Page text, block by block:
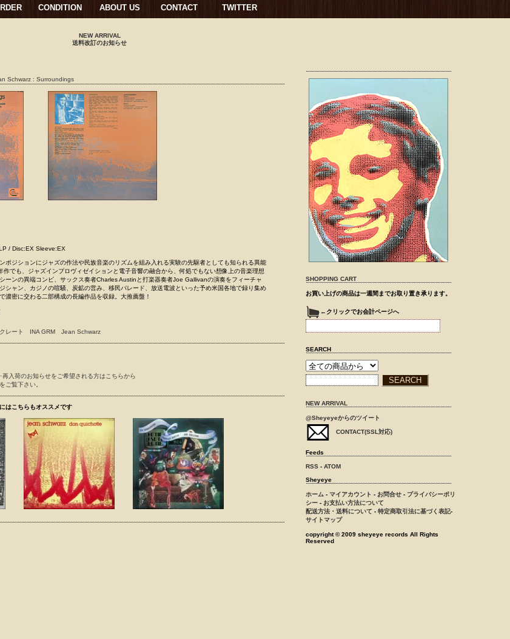
CONDITION ABOUT US CONTACT TWITTER
NEW ARRIVAL
送料改訂のお知らせ
Schwarz : Surroundings
/ Disc:EX Sleeve:EX
ポジションにジャズの作法や民族音楽のリズムを組み入れる実験の先駆者としても知られる異能
でも、ジャズインプロヴィゼイションと電子音響の融合から、何処でもない想像上の音楽理想
ーンの異端コンビ、サックス奏者Charles Austinと打楽器奏者Joe Gallivanの演奏をフィーチャ
シャン、カジノの喧騒、炭鉱の営み、移民パレード、放送電波といった予め米国各地で録り集め
濃密に交わる二部構成の長編作品を収録。大推薦盤！
レート INA GRM Jean Schwarz
再入荷のお知らせをご希望される方はこちらから
ご覧下さい。
はこちらもオススメです
SHOPPING CART
お買い上げの商品は一週間までお取り置き承ります。
←クリックでお会計ページへ
SEARCH
NEW ARRIVAL
@Sheyeyeからのツイート
CONTACT(SSL対応)
Feeds
RSS - ATOM
Sheyeye
ホーム - マイアカウント - お問合せ - プライバシーポリ
シー - お支払い方法について
配送方法・送料について - 特定商取引法に基づく表記-
サイトマップ
copyright © 2009 sheyeye records All Rights
Reserved